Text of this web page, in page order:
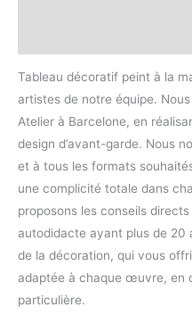
Tableau décoratif peint à la
artistes de notre équipe.
Atelier à Barcelone, en
design d’avant-garde. Nous
et à tous les formats
une complicité totale dans
proposons les conseils
autodidacte ayant plus de 20
de la décoration, qui vous
adaptée à chaque œuvre, en
particulière.